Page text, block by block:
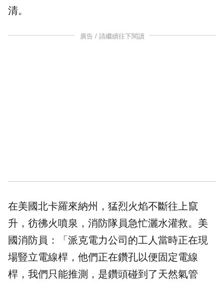
清。
廣告 / 請繼續往下閱讀
在美國北卡羅來納州，猛烈火焰不斷往上竄
升，彷彿火噴泉，消防隊員急忙灑水灌救。美
國消防員：「派克電力公司的工人當時正在現
場豎立電線桿，他們正在鑽孔以便固定電線
桿，我們只能推測，是鑽頭碰到了天然氣管